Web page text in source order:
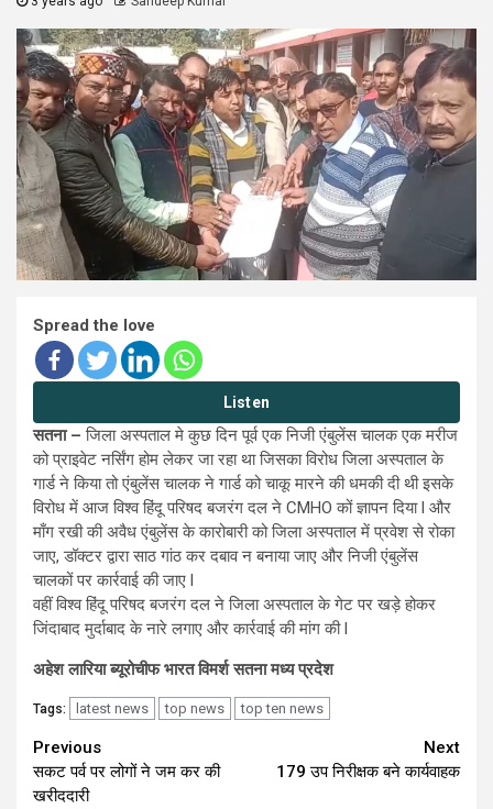
Spread the love
Listen
सतना –जिला अस्पताल मे कुछ दिन पूर्व एक निजी एंबुलेंस चालक एक मरीज
को प्राइवेट नर्सिंग होम लेकर जा रहा था जिसका विरोध जिला अस्पताल के
गार्ड ने किया तो एंबुलेंस चालक ने गार्ड को चाकू मारने की धमकी दी थी इसके
विरोध में आज विश्व हिंदू परिषद बजरंग दल ने CMHO कों ज्ञापन दिया l और
माँग रखी की अवैध एंबुलेंस के कारोबारी को जिला अस्पताल में प्रवेश से रोका
जाए, डॉक्टर द्वारा साठ गांठ कर दबाव न बनाया जाए और निजी एंबुलेंस
चालकों पर कार्रवाई की जाए l
वहीं विश्व हिंदू परिषद बजरंग दल ने जिला अस्पताल के गेट पर खड़े होकर
जिंदाबाद मुर्दाबाद के नारे लगाए और कार्रवाई की मांग की l
अहेश लारिया ब्यूरोचीफ भारत विमर्श सतना मध्य प्रदेश
Tags: latest news top news top ten news
Continue
Reading
Previous
सकट पर्व पर लोगों ने जम कर की
खरीददारी
Next
179 उप निरीक्षक बने कार्यवाहक